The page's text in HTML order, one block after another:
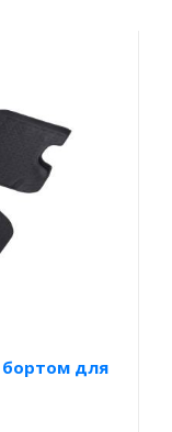
бортом для